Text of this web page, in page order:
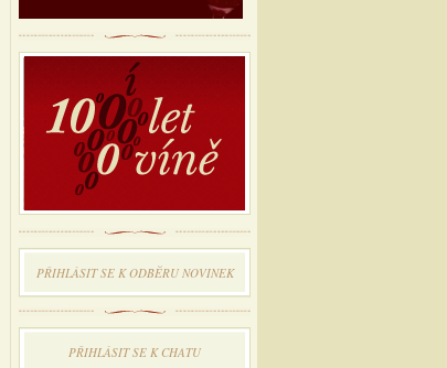
PŘIHLÁSIT SE K ODBĔRU NOVINEK
PŘIHLÁSIT SE K CHATU